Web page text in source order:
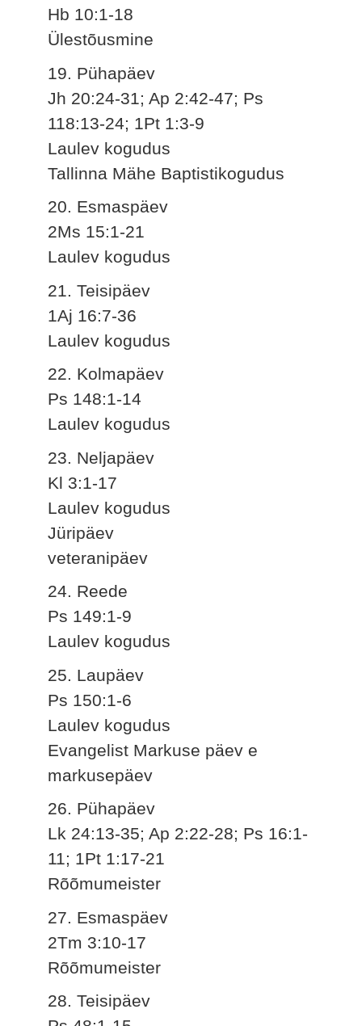
Hb 10:1-18
Ülestõusmine
19. Pühapäev
Jh 20:24-31; Ap 2:42-47; Ps
118:13-24; 1Pt 1:3-9
Laulev kogudus
Tallinna Mähe Baptistikogudus
20. Esmaspäev
2Ms 15:1-21
Laulev kogudus
21. Teisipäev
1Aj 16:7-36
Laulev kogudus
22. Kolmapäev
Ps 148:1-14
Laulev kogudus
23. Neljapäev
Kl 3:1-17
Laulev kogudus
Jüripäev
veteranipäev
24. Reede
Ps 149:1-9
Laulev kogudus
25. Laupäev
Ps 150:1-6
Laulev kogudus
Evangelist Markuse päev e
markusepäev
26. Pühapäev
Lk 24:13-35; Ap 2:22-28; Ps 16:1-
11; 1Pt 1:17-21
Rõõmumeister
27. Esmaspäev
2Tm 3:10-17
Rõõmumeister
28. Teisipäev